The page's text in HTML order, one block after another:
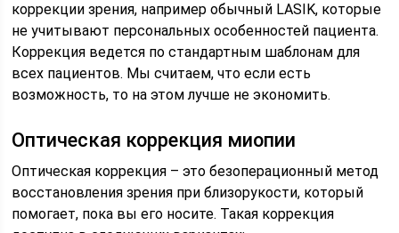
коррекции зрения, например обычный LASIK, которые
не учитывают персональных особенностей пациента.
Коррекция ведется по стандартным шаблонам для
всех пациентов. Мы считаем, что если есть
возможность, то на этом лучше не экономить.
Оптическая коррекция миопии
Оптическая коррекция – это безоперационный метод
восстановления зрения при близорукости, который
помогает, пока вы его носите. Такая коррекция